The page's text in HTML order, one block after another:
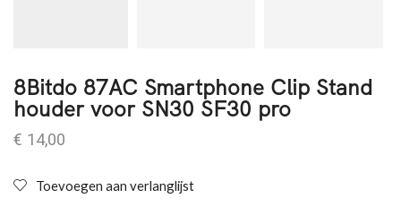
8Bitdo 87AC Smartphone Clip Stand
houder voor SN30 SF30 pro
€ 14,00
Toevoegen aan verlanglijst